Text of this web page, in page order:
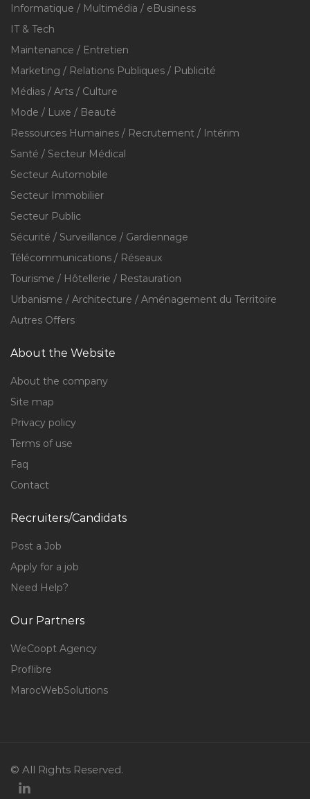
Informatique / Multimédia / eBusiness
IT & Tech
Maintenance / Entretien
Marketing / Relations Publiques / Publicité
Médias / Arts / Culture
Mode / Luxe / Beauté
Ressources Humaines / Recrutement / Intérim
Santé / Secteur Médical
Secteur Automobile
Secteur Immobilier
Secteur Public
Sécurité / Surveillance / Gardiennage
Télécommunications / Réseaux
Tourisme / Hôtellerie / Restauration
Urbanisme / Architecture / Aménagement du Territoire
Autres Offers
About the Website
About the company
Site map
Privacy policy
Terms of use
Faq
Contact
Recruiters/Candidats
Post a Job
Apply for a job
Need Help?
Our Partners
WeCoopt Agency
Proflibre
MarocWebSolutions
© All Rights Reserved.